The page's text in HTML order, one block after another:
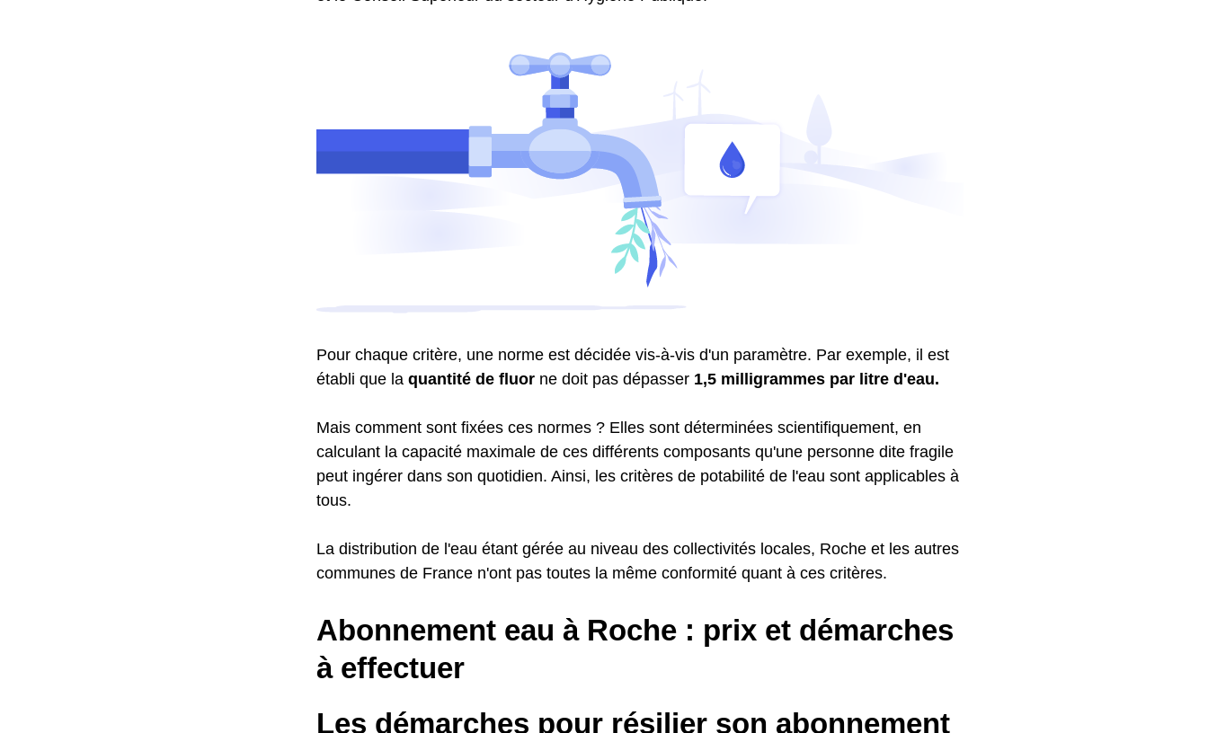
Pour chaque critère, une norme est décidée vis-à-vis d'un paramètre. Par exemple, il est
établi que la quantité de fluor ne doit pas dépasser 1,5 milligrammes par litre d'eau.
Mais comment sont fixées ces normes ? Elles sont déterminées scientifiquement, en
calculant la capacité maximale de ces différents composants qu'une personne dite fragile
peut ingérer dans son quotidien. Ainsi, les critères de potabilité de l'eau sont applicables à
tous.
La distribution de l'eau étant gérée au niveau des collectivités locales, Roche et les autres
communes de France n'ont pas toutes la même conformité quant à ces critères.
Abonnement eau à Roche : prix et démarches
à effectuer
Les démarches pour résilier son abonnement